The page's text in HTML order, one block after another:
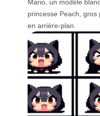
Mario, un modèle
princesse Peach,
en arrière-plan.